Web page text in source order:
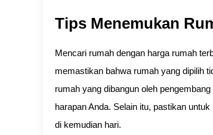
Tips Menemukan
Mencari rumah dengan harga rumah
memastikan bahwa rumah yang dipilih
rumah yang dibangun oleh
harapan Anda. Selain itu, pastikan
di kemudian hari.